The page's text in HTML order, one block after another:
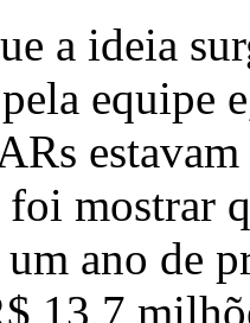
a ideia
equipe
mostrar
ano de
13,7